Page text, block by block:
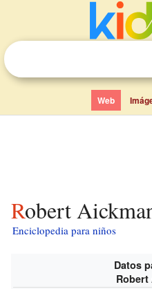
Web
Robert
Enciclopedia para niños
Datos
Robert